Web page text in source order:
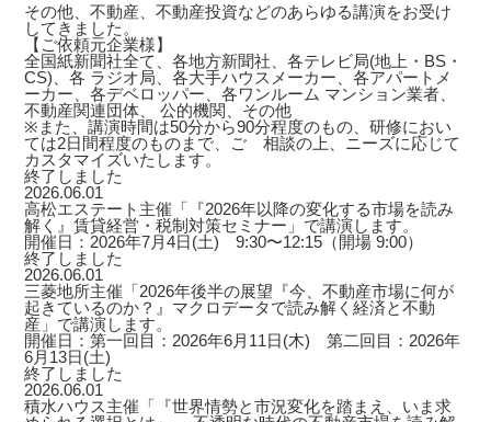
その他、不動産、不動産投資などのあらゆる講演をお受け
してきました。
【ご依頼元企業様】
全国紙新聞社全て、各地方新聞社、各テレビ局(地上・BS・
CS)、各 ラジオ局、各大手ハウスメーカー、各アパートメ
ーカー、各デベロッパー、各ワンルーム マンション業者、
不動産関連団体、 公的機関、その他
※また、講演時間は50分から90分程度のもの、研修におい
ては2日間程度のものまで、ご゙相談の上、ニーズに応じて
カスタマイズいたします。
終了しました
2026.06.01
高松エステート主催「『2026年以降の変化する市場を読み
解く』賃貸経営・税制対策セミナー」で講演します。
開催日：2026年7月4日(土) 9:30〜12:15（開場 9:00）
終了しました
2026.06.01
三菱地所主催「2026年後半の展望『今、不動産市場に何が
起きているのか？』マクロデータで読み解く経済と不動
産」で講演します。
開催日：第一回目：2026年6月11日(木) 第二回目：2026年
6月13日(土)
終了しました
2026.06.01
積水ハウス主催「『世界情勢と市況変化を踏まえ、いま求